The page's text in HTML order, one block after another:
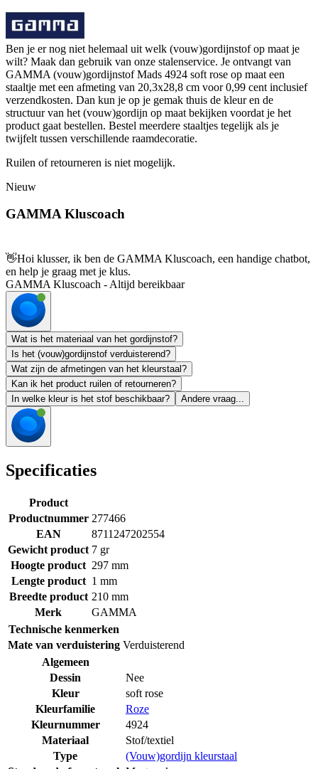
Ben je er nog niet helemaal uit welk (vouw)gordijnstof op maat je
wilt? Maak dan gebruik van onze stalenservice. Je ontvangt van
GAMMA (vouw)gordijnstof Mads 4924 soft rose op maat een
staaltje met een afmeting van 20,3x28,8 cm voor 0,99 cent inclusief
verzendkosten. Dan kun je op je gemak thuis de kleur en de
structuur van het (vouw)gordijn op maat bekijken voordat je het
product gaat bestellen. Bestel meerdere staaltjes tegelijk als je
twijfelt tussen verschillende raamdecoratie.
Ruilen of retourneren is niet mogelijk.
Nieuw
GAMMA Kluscoach
👋Hoi klusser, ik ben de GAMMA Kluscoach, een handige chatbot,
en help je graag met je klus.
GAMMA Kluscoach - Altijd bereikbaar
Wat is het materiaal van het gordijnstof?
Is het (vouw)gordijnstof verduisterend?
Wat zijn de afmetingen van het kleurstaal?
Kan ik het product ruilen of retourneren?
In welke kleur is het stof beschikbaar?
Andere vraag...
Specificaties
Product
Productnummer 277466
EAN
8711247202554
Gewicht product 7 gr
Hoogte product 297 mm
Lengte product 1 mm
Breedte product 210 mm
Merk
GAMMA
Technische kenmerken
Mate van verduistering Verduisterend
Algemeen
Dessin
Nee
Kleur
soft rose
Kleurfamilie
Roze
Kleurnummer
4924
Materiaal
Stof/textiel
Type
(Vouw)gordijn kleurstaal